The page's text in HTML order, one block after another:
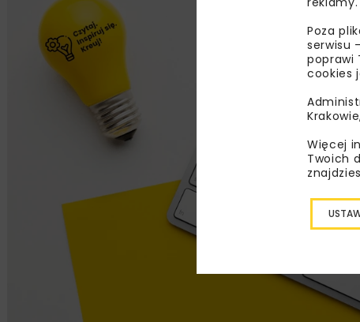
Poza
serwisu
poprawi
cookies
Więcej
Twoich